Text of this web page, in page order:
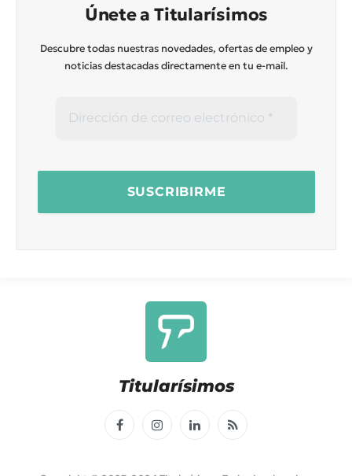
Únete a Titularísimos
Descubre todas nuestras novedades, ofertas de empleo y
noticias destacadas directamente en tu e-mail.
Titularísimos
FacebookInstagramLinkedInRSS